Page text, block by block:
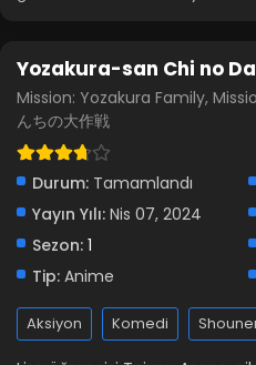
Yozakura-san
Ağustos 11, 2024
Yozakura-san
Yozakura-san
Blm 17 - Yozakura-
Yozakura-san
Blm 16 - Yozakura-
Yozakura-san Chi no
Mission: Yozakura Family,
んちの大作戦
Durum: Tamamlandı
Yayın Yılı: Nis 07, 2024
Sezon: 1
Tip: Anime
Aksiyon Komedi